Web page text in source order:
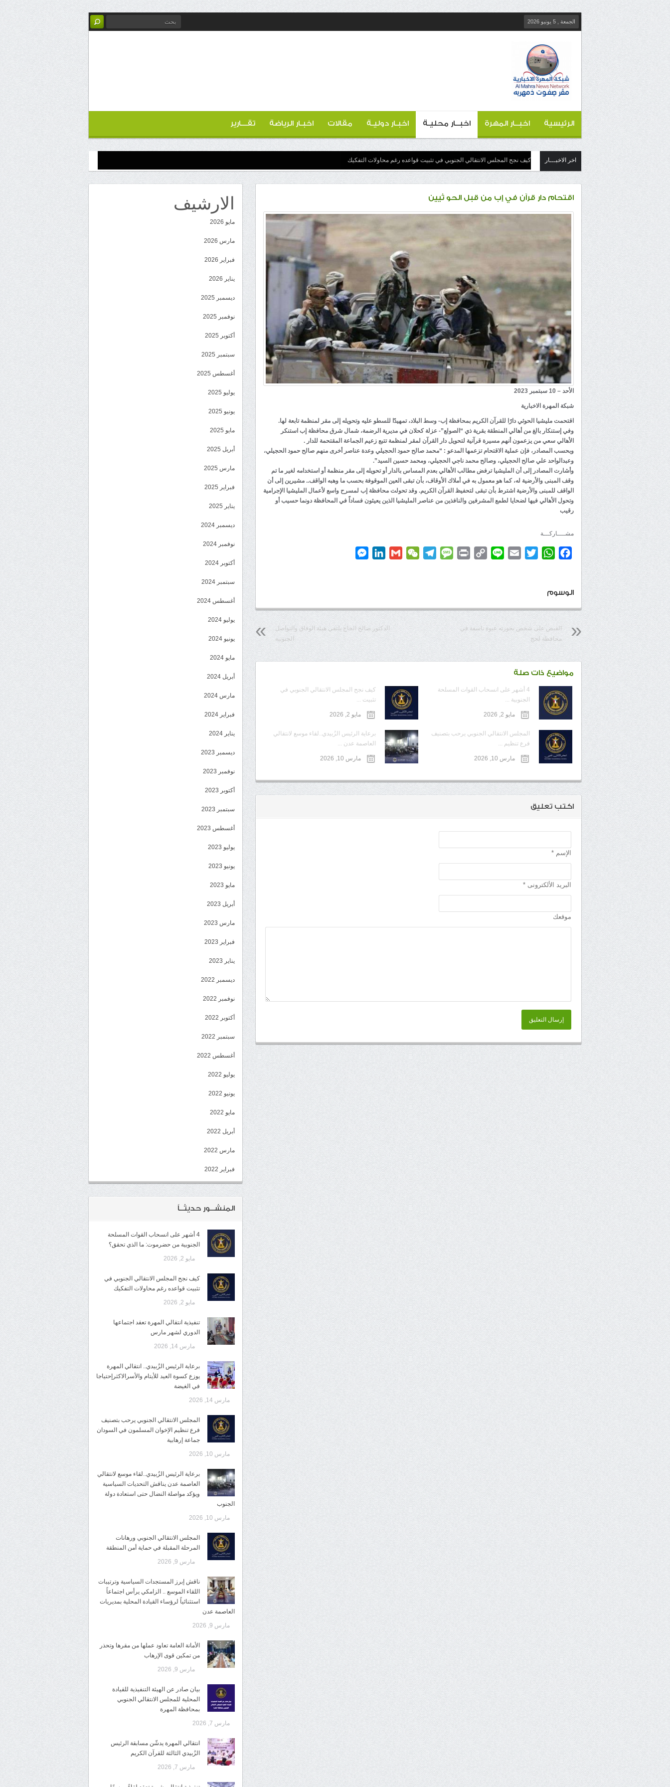
الجمعة , 5 يونيو 2026
الرئيسية اخبــار المهرة اخبــار محليـة اخبـار دوليـة مقالات اخبـار الرياضة تقـــارير
اخر الاخبـــار كيف نجح المجلس الانتقالي الجنوبي في تثبيت قواعده رغم محاولات التفكيك
اقتحام دار قرآن في إب من قبل الحو ثيين
الأحد – 10 سبتمبر 2023
شبكة المهرة الاخبارية
اقتحمت مليشيا الحوثي دارًا للقرآن الكريم بمحافظة إب- وسط البلاد، تمهيدًا للسطو عليه وتحويله إلى مقر لمنظمة تابعة لها.
وفي إستنكار بالغ من أهالي المنطقة بقرية ذي “الصولع”- عزلة كحلان في مديرية الرضمة، شمال شرق محافظة إب استنكر
الأهالي سعي من يزعمون أنهم مسيرة قرآنية لتحويل دار القرآن لمقر لمنظمة تتبع زعيم الجماعة المقتحمة للدار .
وبحسب المصادر، فإن عملية الاقتحام تزعمها المدعو : “محمد صالح حمود الحجيلي وعدة عناصر أخرى منهم صالح حمود الحجيلي،
وعبدالواحد علي صالح الحجيلي، وصالح محمد ناجي الحجيلي، ومحمد حسين السيد”.
وأشارت المصادر إلى أن المليشيا ترفض مطالب الأهالي بعدم المساس بالدار أو تحويله إلى مقر منظمة أو استخدامه لغير ما تم
وقف المبنى والأرضية له، كما هو معمول به في أملاك الأوقاف، بأن تبقى العين الموقوفة بحسب ما وهبه الواقف.. مشيرين إلى أن
الواقف للمبنى والأرضية اشترط بأن تبقى لتحفيظ القرآن الكريم. وقد تحولت محافظة إب لمسرح واسع لأعمال المليشيا الإجرامية
وتحول الأهالي فيها لضحايا لطمع المشرفين والنافذين من عناصر المليشيا الذين يعيثون فساداً في المحافظة دونما حسيب أو
رقيب
مشــــاركـــة
Facebook
WhatsApp
Twitter
Email
Line
Copy
Print
Message
Telegram
WeChat
Gmail
LinkedIn
الوسوم
الدكتور صالح الحاج يلتقي هيئة الوفاق والتواصل
الجنوبية
القبض على شخص بحوزته عبوة ناسفة في
محافظة لحج
مواضيع ذات صلة
4 أشهر على انسحاب القوات المسلحة
الجنوبية ...
مايو 2, 2026
كيف نجح المجلس الانتقالي الجنوبي في
تثبيت ...
مايو 2, 2026
المجلس الانتقالي الجنوبي يرحب بتصنيف
فرع تنظيم ...
مارس 10, 2026
برعاية الرئيس الزُبيدي..لقاء موسع لانتقالي
العاصمة عدن ...
مارس 10, 2026
اكتب تعليق
الإسم *
البريد الألكترونى *
موقعك
إرسال التعليق
الارشيف
مايو 2026
مارس 2026
فبراير 2026
يناير 2026
ديسمبر 2025
نوفمبر 2025
أكتوبر 2025
سبتمبر 2025
أغسطس 2025
يوليو 2025
يونيو 2025
مايو 2025
أبريل 2025
مارس 2025
فبراير 2025
يناير 2025
ديسمبر 2024
نوفمبر 2024
أكتوبر 2024
سبتمبر 2024
أغسطس 2024
يوليو 2024
يونيو 2024
مايو 2024
أبريل 2024
مارس 2024
فبراير 2024
يناير 2024
ديسمبر 2023
نوفمبر 2023
أكتوبر 2023
سبتمبر 2023
أغسطس 2023
يوليو 2023
يونيو 2023
مايو 2023
أبريل 2023
مارس 2023
فبراير 2023
يناير 2023
ديسمبر 2022
نوفمبر 2022
أكتوبر 2022
سبتمبر 2022
أغسطس 2022
يوليو 2022
يونيو 2022
مايو 2022
أبريل 2022
مارس 2022
فبراير 2022
المنشــور حديثــاً
4 أشهر على انسحاب القوات المسلحة
الجنوبية من حضرموت: ما الذي تحقق؟
مايو 2, 2026
كيف نجح المجلس الانتقالي الجنوبي في
تثبيت قواعده رغم محاولات التفكيك
مايو 2, 2026
تنفيذية انتقالي المهرة تعقد اجتماعها
الدوري لشهر مارس
مارس 14, 2026
برعاية الرئيس الزُبيدي.. انتقالي المهرة
يوزع كسوة العيد للأيتام والأسرالاكثرإحتياجا
في الغيضة
مارس 14, 2026
المجلس الانتقالي الجنوبي يرحب بتصنيف
فرع تنظيم الإخوان المسلمون في السودان
جماعة إرهابية
مارس 10, 2026
برعاية الرئيس الزُبيدي..لقاء موسع لانتقالي
العاصمة عدن يناقش التحديات السياسية
ويؤكد مواصلة النضال حتى استعادة دولة
الجنوب
مارس 10, 2026
المجلس الانتقالي الجنوبي ورهانات
المرحلة المقبلة في حماية أمن المنطقة
مارس 9, 2026
ناقش إبرز المستجدات السياسية وترتيبات
اللقاء الموسع .. الزامكي يرأس اجتماعاً
استثنائياً لرؤساء القيادة المحلية بمديريات
العاصمة عدن
مارس 9, 2026
الأمانة العامة تعاود عملها من مقرها وتحذر
من تمكين قوى الإرهاب
مارس 9, 2026
بيان صادر عن الهيئة التنفيذية للقيادة
المحلية للمجلس الانتقالي الجنوبي
بمحافظة المهرة
مارس 7, 2026
انتقالي المهرة يدشّن مسابقة الرئيس
الزُبيدي الثالثة للقرآن الكريم
مارس 7, 2026